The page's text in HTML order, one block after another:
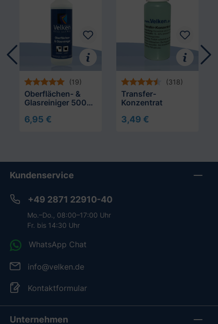
(19)
Oberflächen- &
Glasreiniger 500
6,95 €
(318)
Transfer-
Konzentrat
3,49 €
Unternehmen
Kundenservice
+49 2871 22910-40
Mo.–Do., 08:00–17:00 Uhr
Fr. bis 14:30 Uhr
WhatsApp Chat
info@velken.de
Kontaktformular